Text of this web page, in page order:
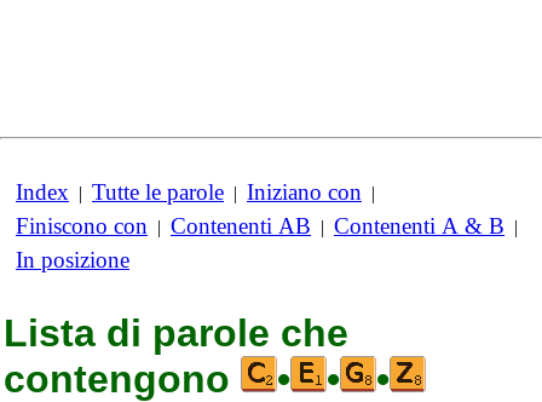
Index | Tutte le parole | Iniziano con |
Finiscono con | Contenenti AB | Contenenti A & B |
In posizione
Lista di parole che
contengono
• • •